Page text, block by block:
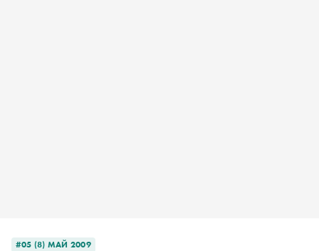
#05 (8) МАЙ 2009